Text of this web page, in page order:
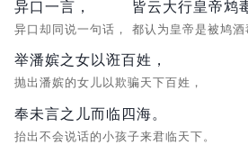
异口一言，
异口却同说一句话，
皆云大行皇帝鸩
都认为皇帝是被鸠酒
举潘嫔之女以诳百姓，
抛出潘嫔的女儿以欺骗天下百姓，
奉未言之儿而临四海。
抬出不会说话的小孩子来君临天下。